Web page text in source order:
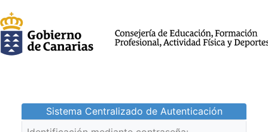
Sistema Centralizado de Autenticación